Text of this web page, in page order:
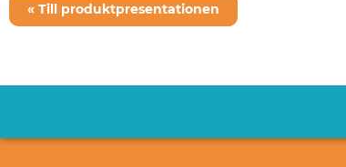
« Till produktpresentationen